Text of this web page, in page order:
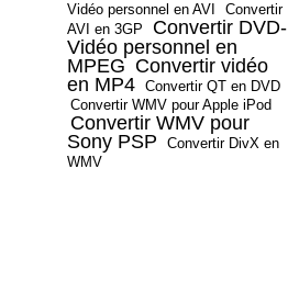
Vidéo personnel en AVI
Convertir
AVI en 3GP
Convertir DVD-
Vidéo personnel en
MPEG Convertir vidéo
en MP4 Convertir QT en DVD
Convertir WMV pour Apple iPod
Convertir WMV pour
Sony PSP
Convertir DivX en
WMV